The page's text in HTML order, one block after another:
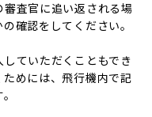
査官に追い返される場
確認をしてください。
ていただくこともでき
めには、飛行機内で記